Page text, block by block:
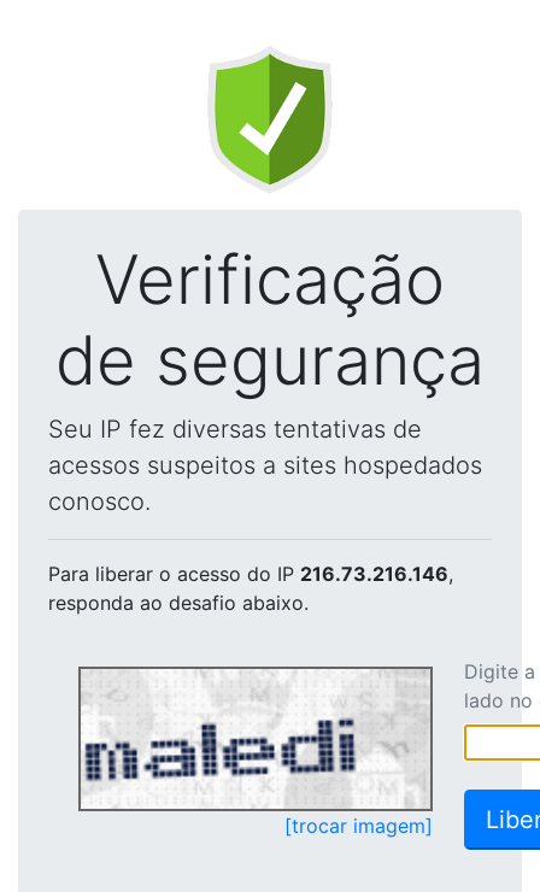
Verificação
de segurança
Seu IP fez diversas tentativas de
acessos suspeitos a sites hospedados
conosco.
Para liberar o acesso do IP 216.73.216.146,
responda ao desafio abaixo.
[trocar imagem]
Digite
lado no